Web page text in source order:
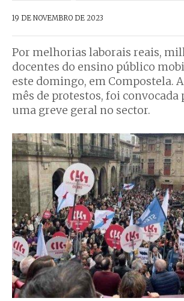
19 DE NOVEMBRO DE 2023
Por melhorias laborais reais,
docentes do ensino público
este domingo, em Compostela.
mês de protestos, foi convocada
uma greve geral no sector.